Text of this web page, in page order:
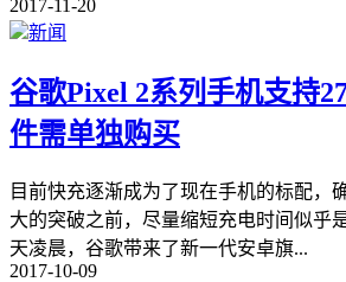
2017-11-20
新闻
谷歌Pixel 2系列手机支持
件需单独购买
目前快充逐渐成为了现在手机的标配，
大的突破之前，尽量缩短充电时间似乎
天凌晨，谷歌带来了新一代安卓旗...
2017-10-09